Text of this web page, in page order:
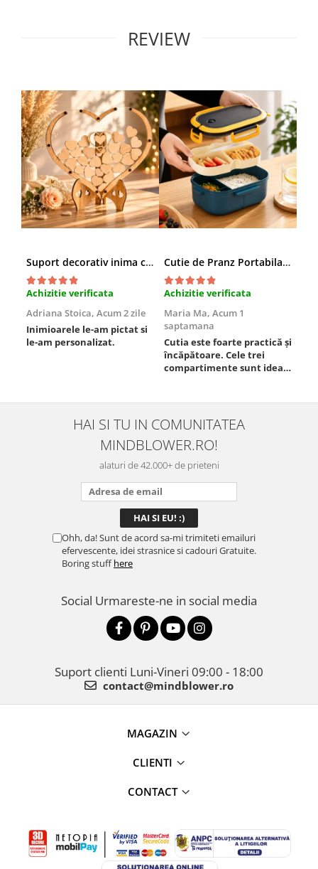
REVIEW
Suport decorativ inima cu mesaje, Cadou cu suflet
Achizitie verificata
Adriana Stoica, Acum 2 zile
Inimioarele le-am pictat si
le-am personalizat.
Cutie de Pranz Portabila cu Compartimente
Achizitie verificata
Maria Ma, Acum 1
saptamana
Cutia este foarte practică și
încăpătoare. Cele trei
compartimente sunt ideale
este sigură, fără scurgeri. O
folosesc aproape zilnic la
serviciu și sunt foarte
mulțumită.
HAI SI TU IN COMUNITATEA
MINDBLOWER.RO!
alaturi de 42.000+ de prieteni
Ohh, da! Sunt de acord sa-mi trimiteti emailuri
efervescente, idei strasnice si cadouri Gratuite.
Boring stuffhere
Social Urmareste-ne in social media
Suport clienti Luni-Vineri 09:00 - 18:00
contact@mindblower.ro
MAGAZIN
CLIENTI
CONTACT